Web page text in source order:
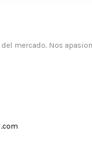
mercado. Nos